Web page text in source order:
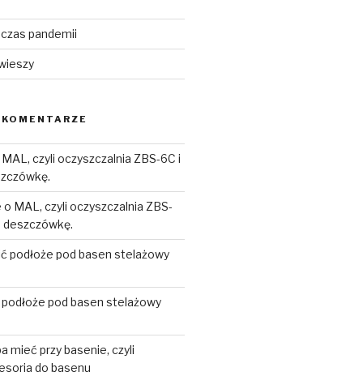
pandemii
czyli oczyszczalnia ZBS-6C i
o MAL, czyli oczyszczalnia ZBS-
deszczówkę.
podłoże pod basen stelażowy
pod basen stelażowy
mieć przy basenie, czyli
do basenu